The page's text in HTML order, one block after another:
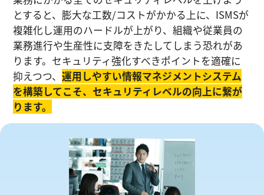
とすると、膨大な工数/コストがかかる上に、ISMSが
複雑化し運⽤のハードルが上がり、組織や従業員の
業務進⾏や生産性に⽀障をきたしてしまう恐れがあ
ります。セキュリティ強化すべきポイントを適確に
抑えつつ、運⽤しやすい情報マネジメントシステム
を構築してこそ、セキュリティレベルの向上に繋が
ります。